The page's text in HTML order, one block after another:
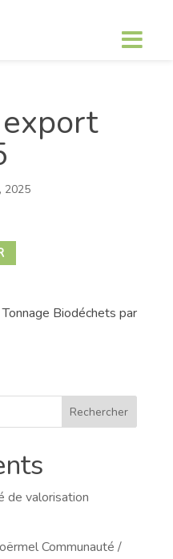
2025
Biodéchets par
Rechercher
de valorisation
Communauté /